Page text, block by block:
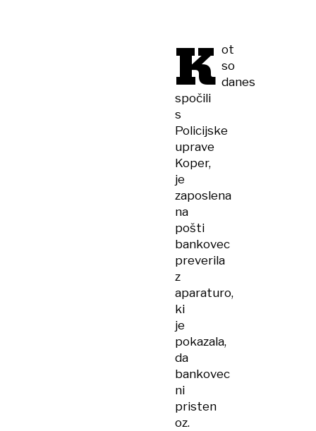
K ot
so
danes
spočili
s
Policijske
uprave
Koper,
je
zaposlena
na
pošti
bankovec
preverila
z
aparaturo,
ki
je
pokazala,
da
bankovec
ni
pristen
oz.